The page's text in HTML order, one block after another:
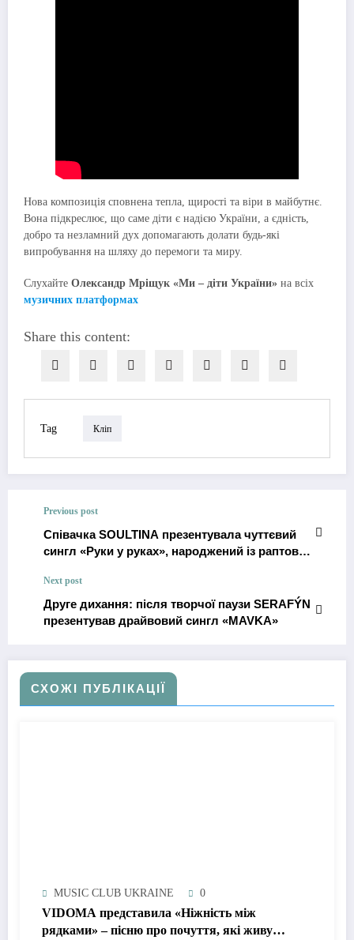
Нова композиція сповнена тепла, щирості та віри в майбутнє.
Вона підкреслює, що саме діти є надією України, а єдність,
добро та незламний дух допомагають долати будь-які
випробування на шляху до перемоги та миру.
Слухайте Олександр Мріщук «Ми – діти України» на всіх
музичних платформах
Share this content:
Tag Кліп
Previous post
Співачка SOULTINA презентувала чуттєвий
сингл «Руки у руках», народжений із раптової
Next post
Друге дихання: після творчої паузи SERAFÝN
презентував драйвовий сингл «MAVKA»
СХОЖІ ПУБЛІКАЦІЇ
MUSIC CLUB UKRAINE 0
VIDOMA представила «Ніжність між
рядками» – пісню про почуття, які живуть